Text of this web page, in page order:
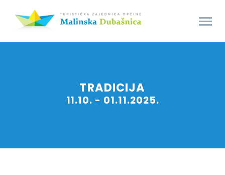
TRADICIJA
11.10. - 01.11.2025.